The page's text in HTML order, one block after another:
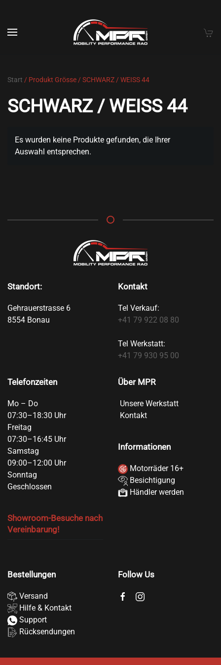
Skip to main content
Start / Produkt Grösse / SCHWARZ / WEISS 44
SCHWARZ / WEISS 44
Es wurden keine Produkte gefunden, die Ihrer
Auswahl entsprechen.
Standort:
Gehrauerstrasse 6
8554 Bonau
Kontakt
Tel Verkauf:
+41 79 922 08 80
Tel Werkstatt:
+41 79 930 95 00
Telefonzeiten
Mo – Do
07:30–18:30 Uhr
Freitag
07:30–16:45 Uhr
Samstag
09:00–12:00 Uhr
Sonntag
Geschlossen
Showroom-Besuche nach
Vereinbarung!
Über MPR
Unsere Werkstatt
Kontakt
Informationen
Motorräder 16+
Besichtigung
Händler werden
Bestellungen
Versand
Hilfe & Kontakt
Support
Rücksendungen
Follow Us